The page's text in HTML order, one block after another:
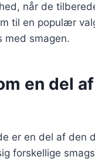
når de
til en populær
med smagen.
en del
er en del af den
forskellige